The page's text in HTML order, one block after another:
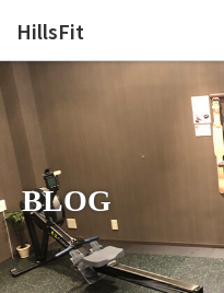
HillsFit
BLOG